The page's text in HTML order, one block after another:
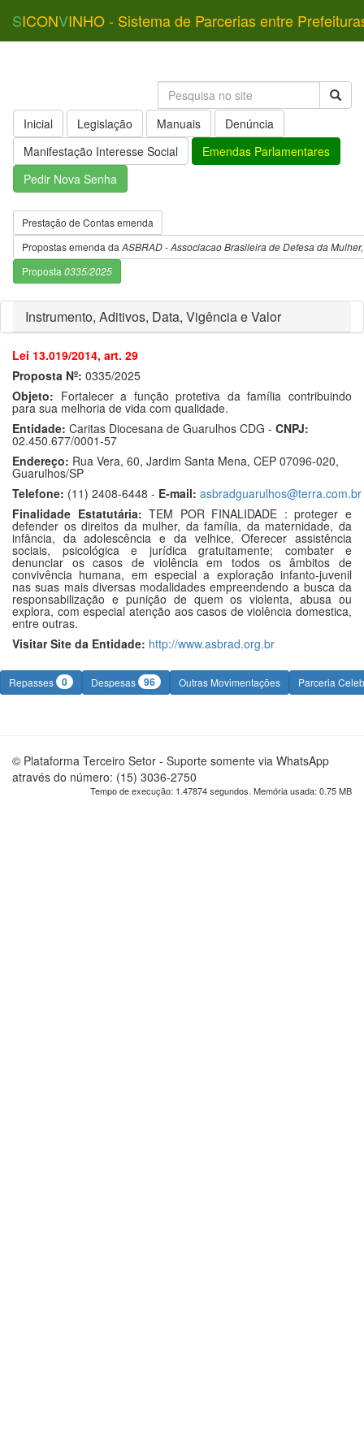
SICONVINHO - Sistema de Parcerias entre
Inicial Legislação Manuais
Denúncia
Manifestação Interesse Social
Emendas Parlamentares
Pedir Nova Senha
Prestação de Contas emenda
Propostas emenda da ASBRAD - Associacao Brasileira de Defesa da
Proposta 0335/2025
Instrumento, Aditivos, Data, Vigência e Valor
Lei 13.019/2014, art. 29
Proposta Nº: 0335/2025
Objeto: Fortalecer a função protetiva da família contribuindo
para sua melhoria de vida com qualidade.
Entidade: Caritas Diocesana de Guarulhos CDG - CNPJ:
02.450.677/0001-57
Endereço: Rua Vera, 60, Jardim Santa Mena, CEP 07096-020,
Guarulhos/SP
Telefone: (11) 2408-6448 - E-mail: asbradguarulhos@terra.com.br
Finalidade Estatutária: TEM POR FINALIDADE : proteger e
defender os direitos da mulher, da família, da maternidade, da
infância, da adolescência e da velhice, Oferecer assistência
sociais, psicológica e jurídica gratuitamente; combater e
denunciar os casos de violência em todos os âmbitos de
convivência humana, em especial a exploração infanto-juvenil
nas suas mais diversas modalidades empreendendo a busca da
responsabilização e punição de quem os violenta, abusa ou
explora, com especial atenção aos casos de violência domestica,
entre outras.
Visitar Site da Entidade: http://www.asbrad.org.br
Repasses 0 Despesas 96 Outras Movimentações Parceria
© Plataforma Terceiro Setor - Suporte somente via WhatsApp
através do número: (15) 3036-2750
Tempo de execução: 1.47874 segundos. Memória usada: 0.75 MB